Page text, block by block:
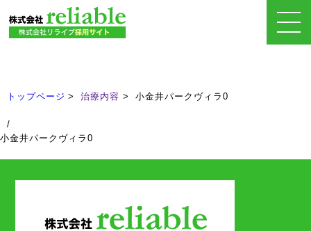
Treatment
トップページ 治療内容 小金井パークヴィラ0
/
小金井パークヴィラ0